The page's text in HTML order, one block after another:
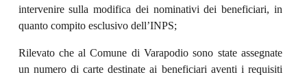
intervenire sulla modifica dei nominativi dei beneficiari, in
quanto compito esclusivo dell’INPS;
Rilevato che al Comune di Varapodio sono state assegnate
un numero di carte destinate ai beneficiari aventi i requisiti